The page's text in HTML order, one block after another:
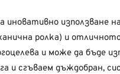
иновативно използване
ролка) и
и може да бъде
и сгъваем дъждобран,